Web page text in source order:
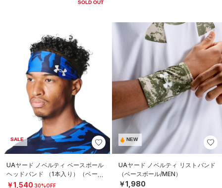
SOLD OUT
SALE
UAヤード ノベルティ ベースボール
ヘッドバンド （1本入り）（ベース
ボール/MEN）
￥1,540 30%OFF
NEW
UAヤード ノベルティ リストバンド
（ベースボール/MEN）
￥1,980